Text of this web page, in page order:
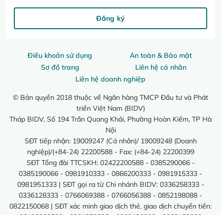
Điều khoản sử dụng
An toàn & Bảo mật
Sơ đồ trang
Liên hệ cá nhân
Liên hệ doanh nghiệp
© Bản quyền 2018 thuộc về Ngân hàng TMCP Đầu tư và Phát
triển Việt Nam (BIDV)
Tháp BIDV, Số 194 Trần Quang Khải, Phường Hoàn Kiếm, TP Hà
Nội
SĐT tiếp nhận: 19009247 (Cá nhân)/ 19009248 (Doanh
nghiệp)/(+84-24) 22200588 - Fax: (+84-24) 22200399
SĐT Tổng đài TTCSKH: 02422200588 - 0385290066 -
0385190066 - 0981910333 - 0866200333 - 0981915333 -
0981951333 | SĐT gọi ra từ Chi nhánh BIDV: 0336258333 -
0336128333 - 0766069388 - 0766056388 - 0852198088 -
0822150068 | SĐT xác minh giao dịch thẻ, giao dịch chuyển tiền:
Đăng ký